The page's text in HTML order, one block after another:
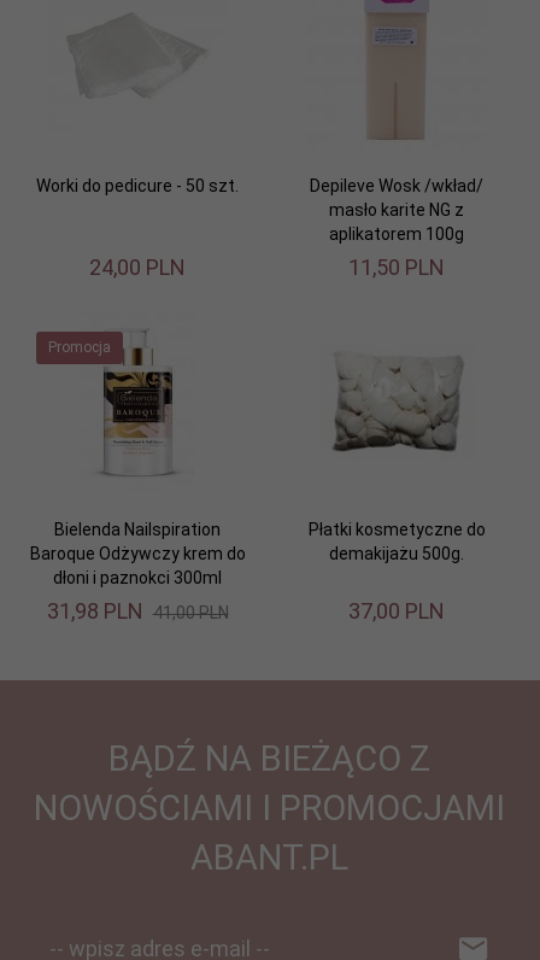
Worki do pedicure - 50 szt.
24,00 PLN
Depileve Wosk /wkład/
masło karite NG z
aplikatorem 100g
11,50 PLN
Promocja
Bielenda Nailspiration
Baroque Odżywczy krem do
dłoni i paznokci 300ml
31,98 PLN 41,00 PLN
Płatki kosmetyczne do
demakijażu 500g.
37,00 PLN
BĄDŹ NA BIEŻĄCO Z
NOWOŚCIAMI I PROMOCJAMI
ABANT.PL
-- wpisz adres e-mail --